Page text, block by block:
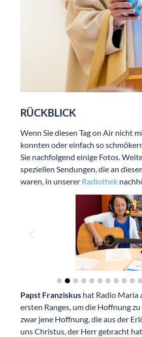
RÜCKBLICK
Wenn Sie diesen Tag on Air nicht
konnten oder einfach so
Sie nachfolgend einige Fotos.
speziellen Sendungen, die an
waren, in unserer Radiothek
Papst Franziskus hat Radio Maria
ersten Ranges, um die Hoffnung
zwar jene Hoffnung, die aus der
uns Christus, der Herr gebracht